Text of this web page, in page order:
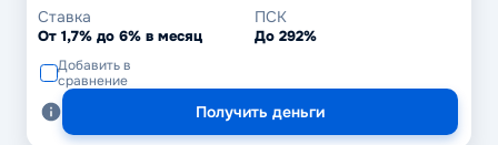
Ставка
От 1,7% до 6% в месяц
ПСК
До 292%
Добавить в
сравнение
Получить деньги